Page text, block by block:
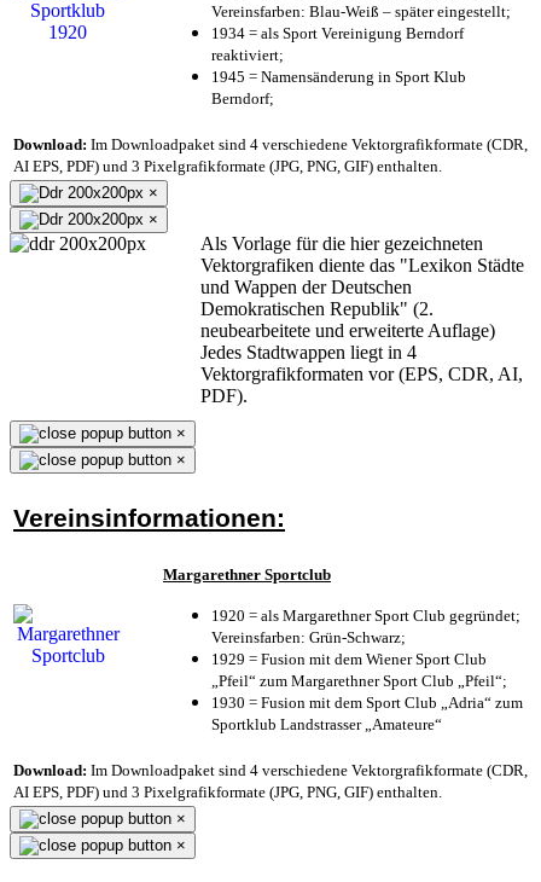
Vereinsfarben: Blau-Weiß – später eingestellt;
1934 = als Sport Vereinigung Berndorf
reaktiviert;
1945 = Namensänderung in Sport Klub
Berndorf;
Download: Im Downloadpaket sind 4 verschiedene Vektorgrafikformate (CDR,
AI EPS, PDF) und 3 Pixelgrafikformate (JPG, PNG, GIF) enthalten.
×
×
Als Vorlage für die hier gezeichneten
Vektorgrafiken diente das "Lexikon Städte
und Wappen der Deutschen
Demokratischen Republik" (2.
neubearbeitete und erweiterte Auflage)
Jedes Stadtwappen liegt in 4
Vektorgrafikformaten vor (EPS, CDR, AI,
PDF).
×
×
Vereinsinformationen:
Margarethner Sportclub
1920 = als Margarethner Sport Club gegründet;
Vereinsfarben: Grün-Schwarz;
1929 = Fusion mit dem Wiener Sport Club
„Pfeil“ zum Margarethner Sport Club „Pfeil“;
1930 = Fusion mit dem Sport Club „Adria“ zum
Sportklub Landstrasser „Amateure“
Download: Im Downloadpaket sind 4 verschiedene Vektorgrafikformate (CDR,
AI EPS, PDF) und 3 Pixelgrafikformate (JPG, PNG, GIF) enthalten.
×
×